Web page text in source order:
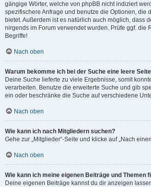
gängige Wörter, welche von phpBB nicht indiziert
spezifischere Anfrage und benutze die Optionen, die
bietet. Außerdem ist es natürlich auch möglich, dass
nirgends im Forum verwendet wurden. Prüfe ggf. die
Begriffe!
Nach oben
Warum bekomme ich bei der Suche eine leere
Deine Suche lieferte zu viele Ergebnisse, somit
verarbeiten. Benutze die erweiterte Suche und gib
ein oder beschränke die Suche auf verschiedene
Nach oben
Wie kann ich nach Mitgliedern suchen?
Gehe zur „Mitglieder“-Seite und klicke auf „Nach
Nach oben
Wie kann ich meine eigenen Beiträge und Themen
Deine eigenen Beiträge kannst du dir anzeigen